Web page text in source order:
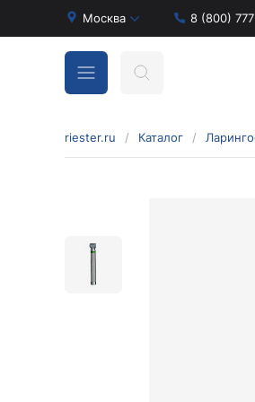
Москва 8 (800)
Бинокулярные лупы
Оголовья для бинокулярных луп
riester.ru / Каталог /